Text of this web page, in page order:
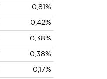
0,81%
0,42%
0,38%
0,38%
0,17%